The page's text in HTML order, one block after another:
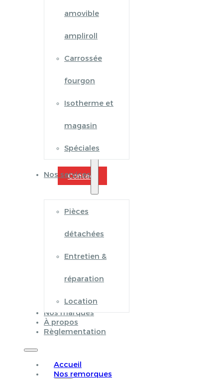
amovible
ampliroll
Carrossée
fourgon
Isotherme et
magasin
Spéciales
Nos services
Pièces
détachées
Entretien &
réparation
Location
Nos marques
À propos
Règlementation
Accueil
Nos remorques
Contact